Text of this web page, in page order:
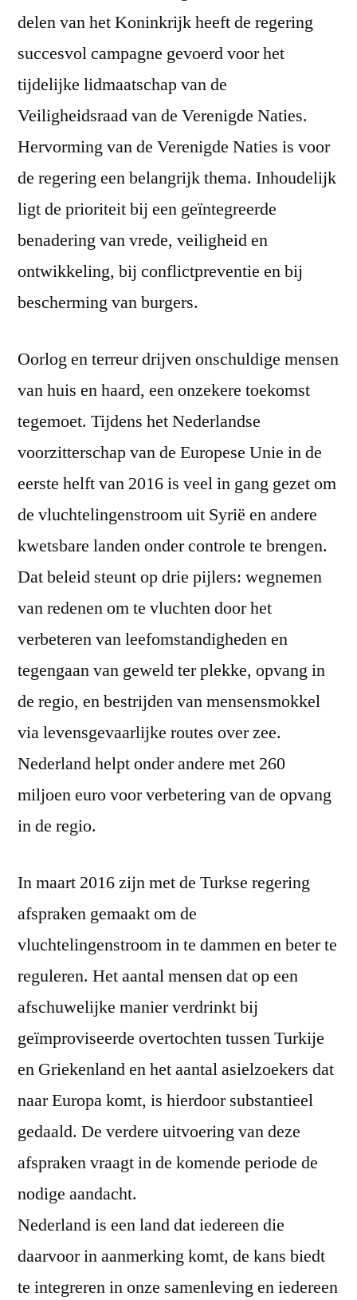
delen van het Koninkrijk heeft de regering
succesvol campagne gevoerd voor het
tijdelijke lidmaatschap van de
Veiligheidsraad van de Verenigde Naties.
Hervorming van de Verenigde Naties is voor
de regering een belangrijk thema. Inhoudelijk
ligt de prioriteit bij een geïntegreerde
benadering van vrede, veiligheid en
ontwikkeling, bij conflictpreventie en bij
bescherming van burgers.
Oorlog en terreur drijven onschuldige mensen
van huis en haard, een onzekere toekomst
tegemoet. Tijdens het Nederlandse
voorzitterschap van de Europese Unie in de
eerste helft van 2016 is veel in gang gezet om
de vluchtelingenstroom uit Syrië en andere
kwetsbare landen onder controle te brengen.
Dat beleid steunt op drie pijlers: wegnemen
van redenen om te vluchten door het
verbeteren van leefomstandigheden en
tegengaan van geweld ter plekke, opvang in
de regio, en bestrijden van mensensmokkel
via levensgevaarlijke routes over zee.
Nederland helpt onder andere met 260
miljoen euro voor verbetering van de opvang
in de regio.
In maart 2016 zijn met de Turkse regering
afspraken gemaakt om de
vluchtelingenstroom in te dammen en beter te
reguleren. Het aantal mensen dat op een
afschuwelijke manier verdrinkt bij
geïmproviseerde overtochten tussen Turkije
en Griekenland en het aantal asielzoekers dat
naar Europa komt, is hierdoor substantieel
gedaald. De verdere uitvoering van deze
afspraken vraagt in de komende periode de
nodige aandacht.
Nederland is een land dat iedereen die
daarvoor in aanmerking komt, de kans biedt
te integreren in onze samenleving en iedereen